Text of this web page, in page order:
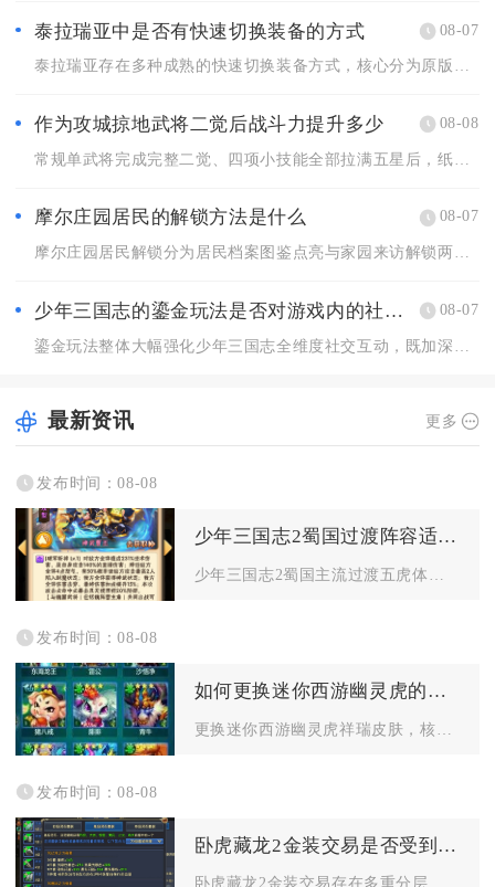
泰拉瑞亚中是否有快速切换装备的方式 08-07
泰拉瑞亚存在多种成熟的快速切换装备方式，核心分为原版内置套装...
作为攻城掠地武将二觉后战斗力提升多少 08-08
摩尔庄园居民的解锁方法是什么 08-07
摩尔庄园居民解锁分为居民档案图鉴点亮与家园来访解锁两大核心途...
少年三国志的鎏金玩法是否对游戏内的社交互动有影响 08-07
最新资讯 更多
发布时间：08-08
少年三国志2蜀国过渡阵容适合哪些平民玩家
发布时间：08-08
如何更换迷你西游幽灵虎的祥瑞皮肤
发布时间：08-08
卧虎藏龙2金装交易是否受到限制